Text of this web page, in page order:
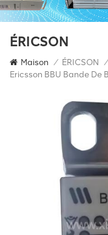
ÉRICSON
Maison / ÉRICSON /